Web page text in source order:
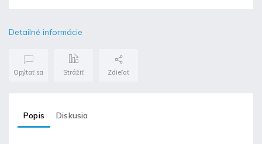
Detailné informácie
Opýtať sa Strážiť Zdieľať
Popis Diskusia